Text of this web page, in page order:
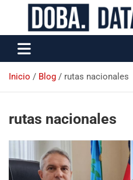
Data Oeste BA
Inicio Blog rutas nacionales
rutas nacionales